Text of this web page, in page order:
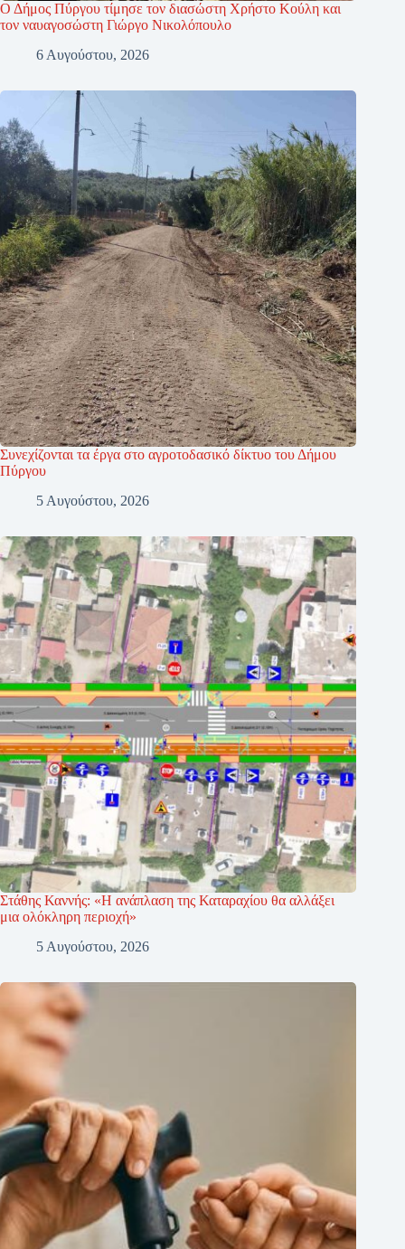
Ο Δήμος Πύργου τίμησε τον διασώστη Χρήστο Κούλη και
τον ναυαγοσώστη Γιώργο Νικολόπουλο
6 Αυγούστου, 2026
Συνεχίζονται τα έργα στο αγροτοδασικό δίκτυο του Δήμου
Πύργου
5 Αυγούστου, 2026
Στάθης Καννής: «Η ανάπλαση της Καταραχίου θα αλλάξει
μια ολόκληρη περιοχή»
5 Αυγούστου, 2026